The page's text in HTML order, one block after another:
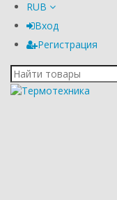
RUB
Вход
Регистрация